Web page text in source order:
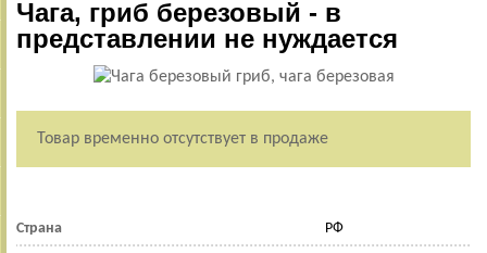
Чага, гриб березовый - в
представлении не нуждается
Товар временно отсутствует в продаже
Страна РФ